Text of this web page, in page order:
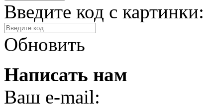
Введите код с картинки:
Обновить
Написать нам
Ваш e-mail: